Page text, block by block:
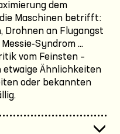
dem
Maschinen betrifft:
Drohnen an Flugangst
Syndrom ...
vom Feinsten –
etwaige Ähnlichkeiten
oder bekannten